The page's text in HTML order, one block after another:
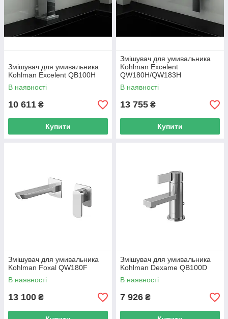
Змішувач для умивальника
Kohlman Excelent QB100H
В наявності
10 611 ₴
Купити
Змішувач для умивальника
Kohlman Excelent
QW180H/QW183H
В наявності
13 755 ₴
Купити
Змішувач для умивальника
Kohlman Foxal QW180F
В наявності
13 100 ₴
Змішувач для умивальника
Kohlman Dexame QB100D
В наявності
7 926 ₴